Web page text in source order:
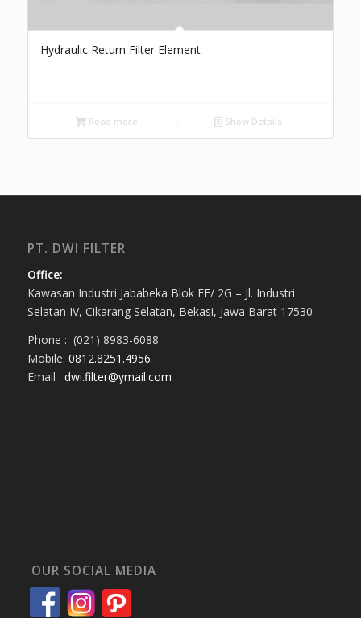
Hydraulic Return Filter Element
Read more Show Details
PT. DWI FILTER
Office:
Kawasan Industri Jababeka Blok EE/ 2G – Jl. Industri
Selatan IV, Cikarang Selatan, Bekasi, Jawa Barat 17530
Phone : (021) 8983-6088
Mobile: 0812.8251.4956
Email : dwi.filter@ymail.com
OUR SOCIAL MEDIA